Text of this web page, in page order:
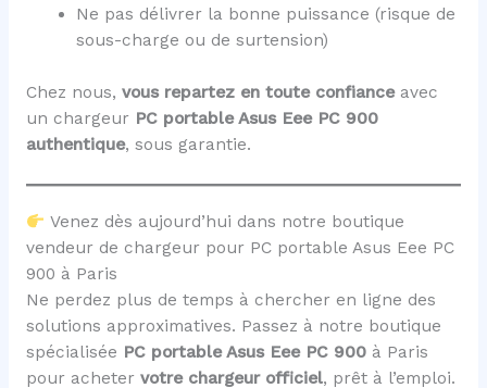
Ne pas délivrer la bonne puissance (risque de
sous-charge ou de surtension)
Chez nous, vous repartez en toute confianceavec
un chargeur PC portable Asus Eee PC 900
authentique, sous garantie.
Venez dès aujourd’hui dans notre boutique
vendeur de chargeur pour PC portable Asus Eee PC
900 à Paris
Ne perdez plus de temps à chercher en ligne des
solutions approximatives. Passez à notre boutique
spécialisée PC portable Asus Eee PC 900à Paris
pour acheter votre chargeur officiel, prêt à l’emploi.